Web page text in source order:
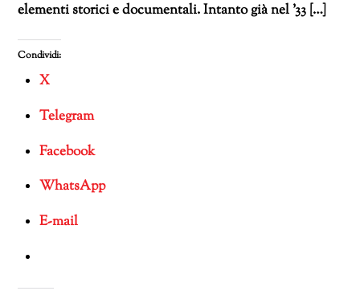
elementi storici e documentali. Intanto già nel ’33 […]
Condividi:
X
Telegram
Facebook
WhatsApp
E-mail